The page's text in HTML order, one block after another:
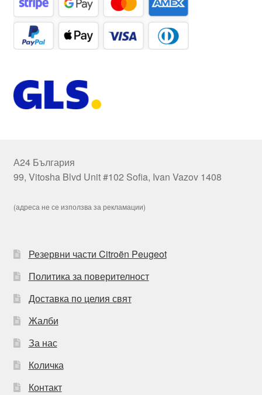
А24 България
99, Vitosha Blvd Unit #102 Sofia, Ivan Vazov 1408
(адреса не се използва за рекламации)
Резервни части Citroën Peugeot
Политика за поверителност
Доставка по целия свят
Жалби
За нас
Количка
Контакт